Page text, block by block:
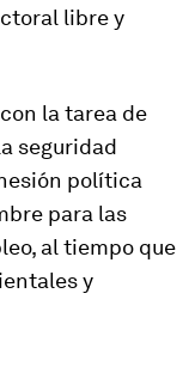
libre y
la tarea de
seguridad
política
para las
al tiempo que
y